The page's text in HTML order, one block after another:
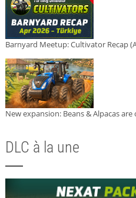
Barnyard Meetup: Cultivator Recap
New expansion: Beans & Alpacas are
DLC à la une